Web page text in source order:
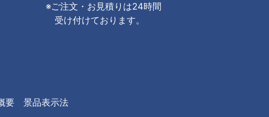
※ご注文・お見積りは24時間
受け付けております。
要 景品表示法